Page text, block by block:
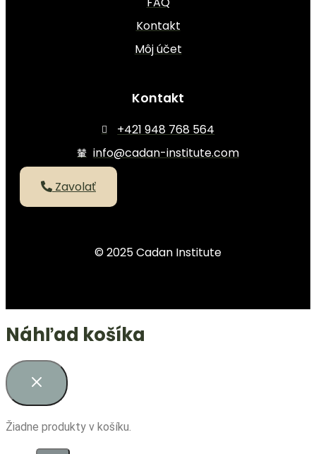
Kontakt
Môj účet
Kontakt
+421 948 768 564
info@cadan-institute.com
Zavolať
© 2025 Cadan Institute
Náhľad košíka
Žiadne produkty v košíku.